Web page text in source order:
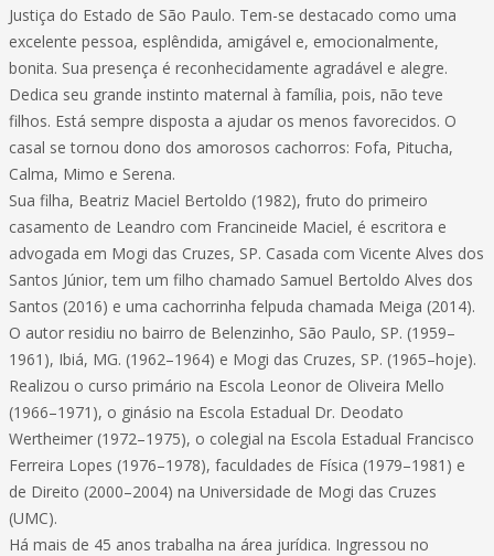
Justiça do Estado de São Paulo. Tem-se destacado como uma
excelente pessoa, esplêndida, amigável e, emocionalmente,
bonita. Sua presença é reconhecidamente agradável e alegre.
Dedica seu grande instinto maternal à família, pois, não teve
filhos. Está sempre disposta a ajudar os menos favorecidos. O
casal se tornou dono dos amorosos cachorros: Fofa, Pitucha,
Calma, Mimo e Serena.
Sua filha, Beatriz Maciel Bertoldo (1982), fruto do primeiro
casamento de Leandro com Francineide Maciel, é escritora e
advogada em Mogi das Cruzes, SP. Casada com Vicente Alves dos
Santos Júnior, tem um filho chamado Samuel Bertoldo Alves dos
Santos (2016) e uma cachorrinha felpuda chamada Meiga (2014).
O autor residiu no bairro de Belenzinho, São Paulo, SP. (1959–
1961), Ibiá, MG. (1962–1964) e Mogi das Cruzes, SP. (1965–hoje).
Realizou o curso primário na Escola Leonor de Oliveira Mello
(1966–1971), o ginásio na Escola Estadual Dr. Deodato
Wertheimer (1972–1975), o colegial na Escola Estadual Francisco
Ferreira Lopes (1976–1978), faculdades de Física (1979–1981) e
de Direito (2000–2004) na Universidade de Mogi das Cruzes
(UMC).
Há mais de 45 anos trabalha na área jurídica. Ingressou no